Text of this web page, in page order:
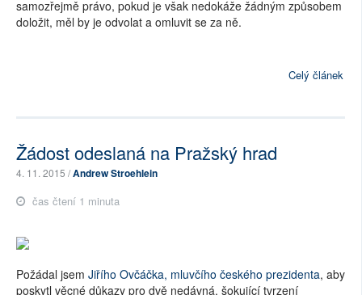
samozřejmě právo, pokud je však nedokáže žádným způsobem
doložit, měl by je odvolat a omluvit se za ně.
Celý článek
Žádost odeslaná na Pražský hrad
4. 11. 2015 /Andrew Stroehlein
čas čtení 1 minuta
Požádal jsem Jiřího Ovčáčka, mluvčího českého prezidenta, aby
poskytl věcné důkazy pro dvě nedávná, šokující tvrzení